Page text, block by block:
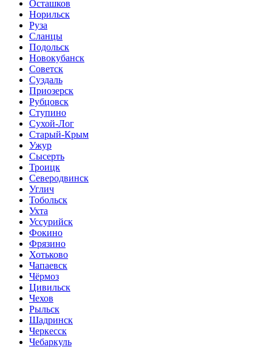
Осташков
Норильск
Руза
Сланцы
Подольск
Новокубанск
Советск
Суздаль
Приозерск
Рубцовск
Ступино
Сухой-Лог
Старый-Крым
Ужур
Сысерть
Троицк
Северодвинск
Углич
Тобольск
Ухта
Уссурийск
Фокино
Фрязино
Хотьково
Чапаевск
Чёрмоз
Цивильск
Чехов
Рыльск
Шадринск
Черкесск
Чебаркуль